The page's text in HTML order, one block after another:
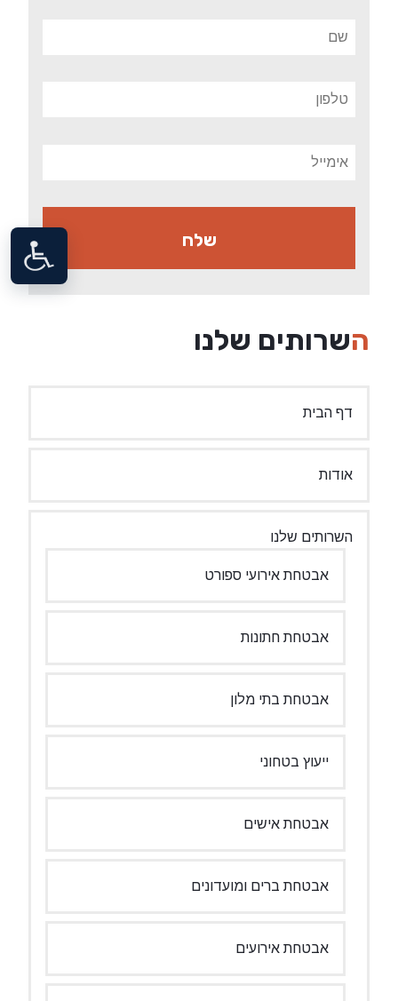
השרותים שלנו
דף הבית
אודות
השרותים שלנו
אבטחת אירועי ספורט
אבטחת חתונות
אבטחת בתי מלון
ייעוץ בטחוני
אבטחת אישים
אבטחת ברים ומועדונים
אבטחת אירועים